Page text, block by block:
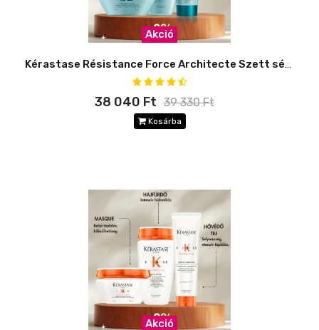
Akció
Kérastase Résistance Force Architecte Szett sérült hajra -8%
38 040 Ft 39 330 Ft
Kosárba
Akció